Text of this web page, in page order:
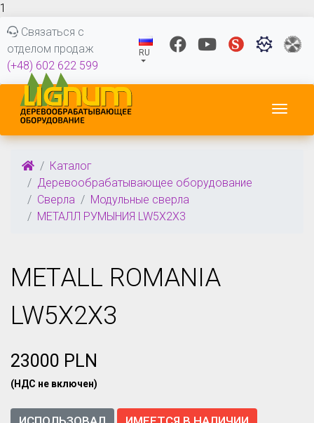
1
Связаться с
отделом продаж
(+48) 602 622 599
RU
Каталог
Деревообрабатывающее оборудование
Сверла
Модульные сверла
МЕТАЛЛ РУМЫНИЯ LW5X2X3
METALL ROMANIA
LW5X2X3
23000 PLN
(НДС не включен)